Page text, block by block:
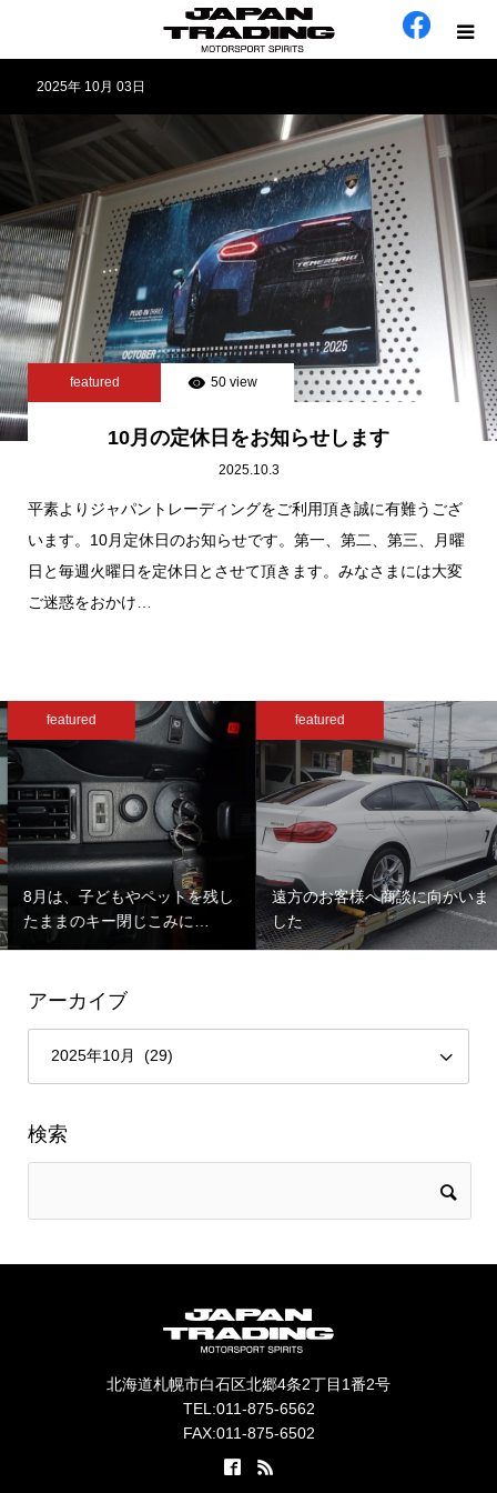
2025年 10月 03日
featured 50 view
10月の定休日をお知らせします
2025.10.3
平素よりジャパントレーディングをご利用頂き誠に有難うござ
います。10月定休日のお知らせです。第一、第二、第三、月曜
日と毎週火曜日を定休日とさせて頂きます。みなさまには大変
ご迷惑をおかけ…
featured
8月は、子どもやペットを残し
たままのキー閉じこみに…
featured
遠方のお客様へ商談に向かいま
した
アーカイブ
検索
北海道札幌市白石区北郷4条2丁目1番2号
TEL:011-875-6562
FAX:011-875-6502
ホーム
会社概要
カテゴリー
工場日誌